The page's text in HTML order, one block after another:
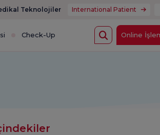
Teknolojiler International Patient
Check-Up Online